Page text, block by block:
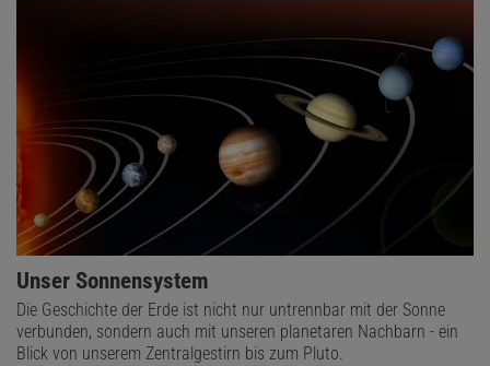
Unser Sonnensystem
Die Geschichte der Erde ist nicht nur untrennbar mit der Sonne
verbunden, sondern auch mit unseren planetaren Nachbarn - ein
Blick von unserem Zentralgestirn bis zum Pluto.